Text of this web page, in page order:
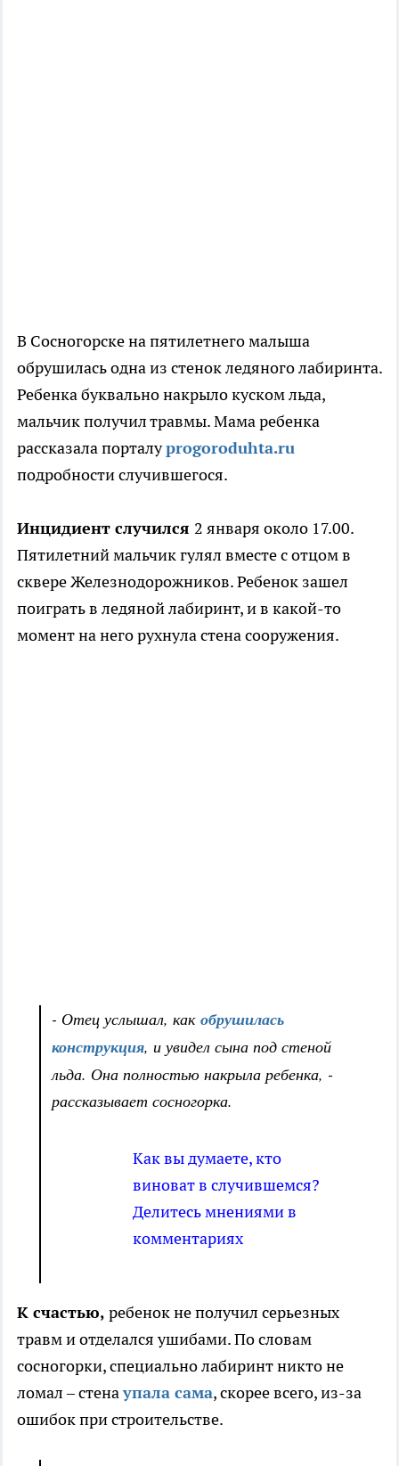
В Сосногорске на пятилетнего малыша
обрушилась одна из стенок ледяного лабиринта.
Ребенка буквально накрыло куском льда,
мальчик получил травмы. Мама ребенка
рассказала порталуprogoroduhta.ru
подробности случившегося.
Инцидиент случился 2 января около 17.00.
Пятилетний мальчик гулял вместе с отцом в
сквере Железнодорожников. Ребенок зашел
поиграть в ледяной лабиринт, и в какой-то
момент на него рухнула стена сооружения.
- Отец услышал, как обрушилась
конструкция, и увидел сына под стеной
льда. Она полностью накрыла ребенка, -
рассказывает сосногорка.
Как вы думаете, кто
виноват в случившемся?
Делитесь мнениями в
комментариях
К счастью, ребенок не получил серьезных
травм и отделался ушибами. По словам
сосногорки, специально лабиринт никто не
ломал – стенаупала сама, скорее всего, из-за
ошибок при строительстве.